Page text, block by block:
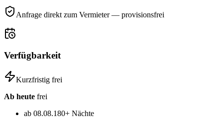
Anfrage direkt zum Vermieter — provisionsfrei
Verfügbarkeit
Kurzfristig frei
Ab heute frei
ab 08.08.180+ Nächte